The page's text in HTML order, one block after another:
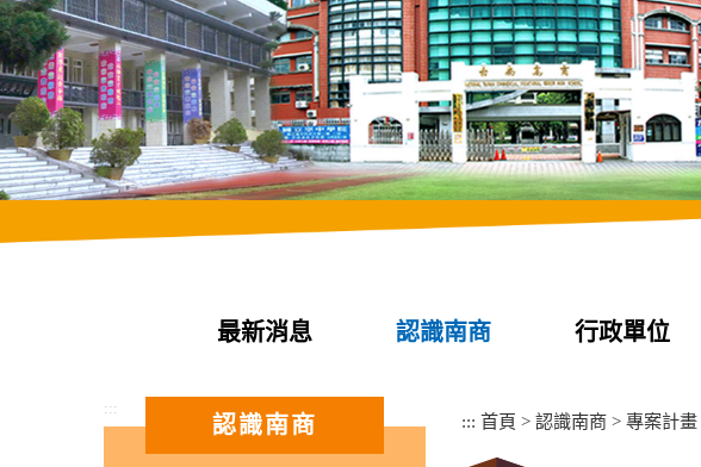
最新消息 認識南商 行政單位
:::
認識南商 ::: 首頁 > 認識南商 > 專案計畫